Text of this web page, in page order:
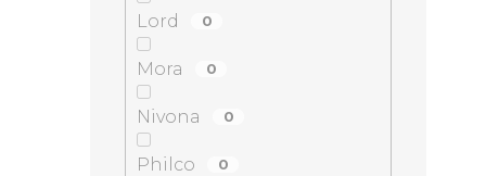
Lord 0
Mora 0
Nivona 0
Philco 0